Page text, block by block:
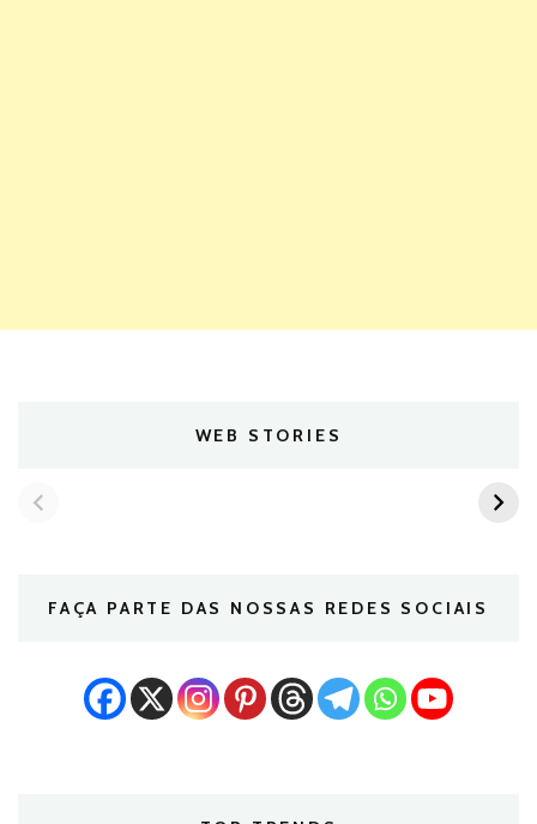
WEB STORIES
FAÇA PARTE DAS NOSSAS REDES SOCIAIS